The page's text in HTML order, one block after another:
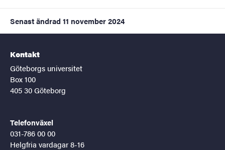
Senast ändrad 11 november 2024
Kontakt
Göteborgs universitet
Box 100
405 30 Göteborg
Telefonväxel
031-786 00 00
Helgfria vardagar 8-16